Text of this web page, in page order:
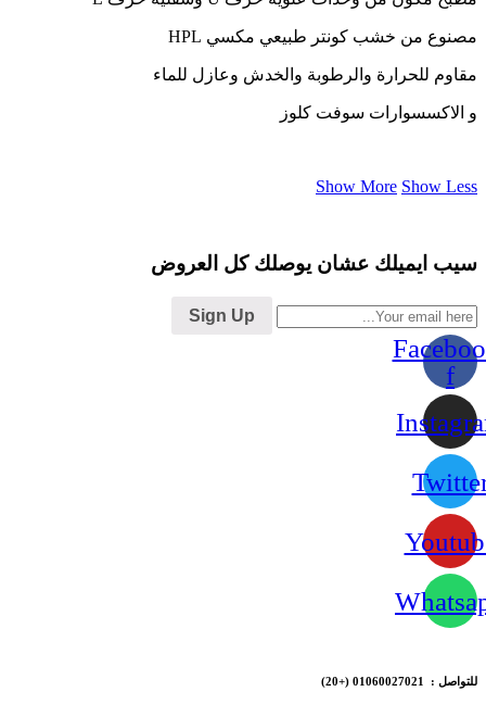
مصنوع من خشب كونتر طبيعي مكسي HPL
مقاوم للحرارة والرطوبة والخدش وعازل للماء
و الاكسسوارات سوفت كلوز
Show More Show Less
سيب ايميلك عشان يوصلك كل العروض
Sign Up
f
للتواصل : 01060027021 (+20)